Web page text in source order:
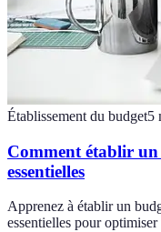
Établissement du budget5
Comment établir un
essentielles
Apprenez à établir un
essentielles pour